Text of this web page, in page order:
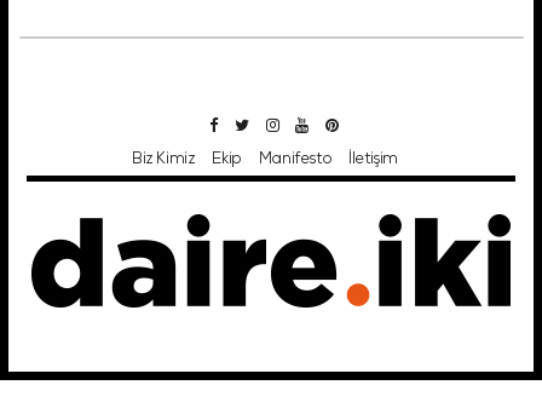
Biz Kimiz Ekip Manifesto İletişim